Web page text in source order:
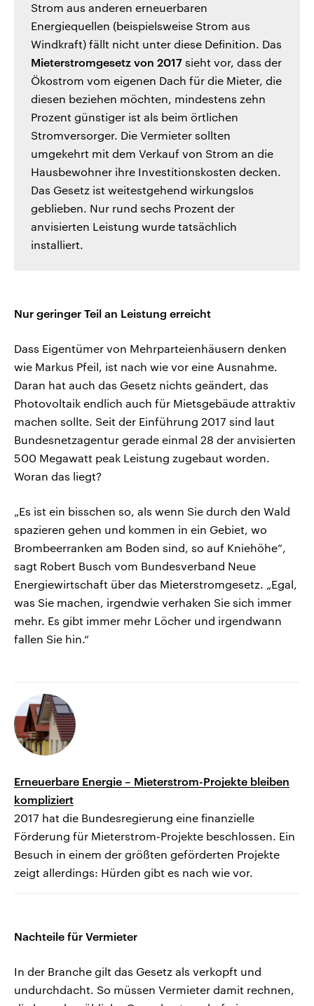
Strom aus anderen erneuerbaren
Energiequellen (beispielsweise Strom aus
Windkraft) fällt nicht unter diese Definition. Das
Mieterstromgesetz von 2017 sieht vor, dass der
Ökostrom vom eigenen Dach für die Mieter, die
diesen beziehen möchten, mindestens zehn
Prozent günstiger ist als beim örtlichen
Stromversorger. Die Vermieter sollten
umgekehrt mit dem Verkauf von Strom an die
Hausbewohner ihre Investitionskosten decken.
Das Gesetz ist weitestgehend wirkungslos
geblieben. Nur rund sechs Prozent der
anvisierten Leistung wurde tatsächlich
installiert.
Nur geringer Teil an Leistung erreicht
Dass Eigentümer von Mehrparteienhäusern denken
wie Markus Pfeil, ist nach wie vor eine Ausnahme.
Daran hat auch das Gesetz nichts geändert, das
Photovoltaik endlich auch für Mietsgebäude attraktiv
machen sollte. Seit der Einführung 2017 sind laut
Bundesnetzagentur gerade einmal 28 der anvisierten
500 Megawatt peak Leistung zugebaut worden.
Woran das liegt?
„Es ist ein bisschen so, als wenn Sie durch den Wald
spazieren gehen und kommen in ein Gebiet, wo
Brombeerranken am Boden sind, so auf Kniehöhe“,
sagt Robert Busch vom Bundesverband Neue
Energiewirtschaft über das Mieterstromgesetz. „Egal,
was Sie machen, irgendwie verhaken Sie sich immer
mehr. Es gibt immer mehr Löcher und irgendwann
fallen Sie hin.“
Erneuerbare Energie – Mieterstrom-Projekte bleiben
kompliziert
2017 hat die Bundesregierung eine finanzielle
Förderung für Mieterstrom-Projekte beschlossen. Ein
Besuch in einem der größten geförderten Projekte
zeigt allerdings: Hürden gibt es nach wie vor.
Nachteile für Vermieter
In der Branche gilt das Gesetz als verkopft und
undurchdacht. So müssen Vermieter damit rechnen,